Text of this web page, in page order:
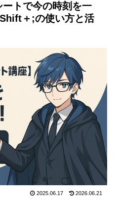
トで今の時刻を一
＋;の使い方と活
2025.06.17 2026.06.21